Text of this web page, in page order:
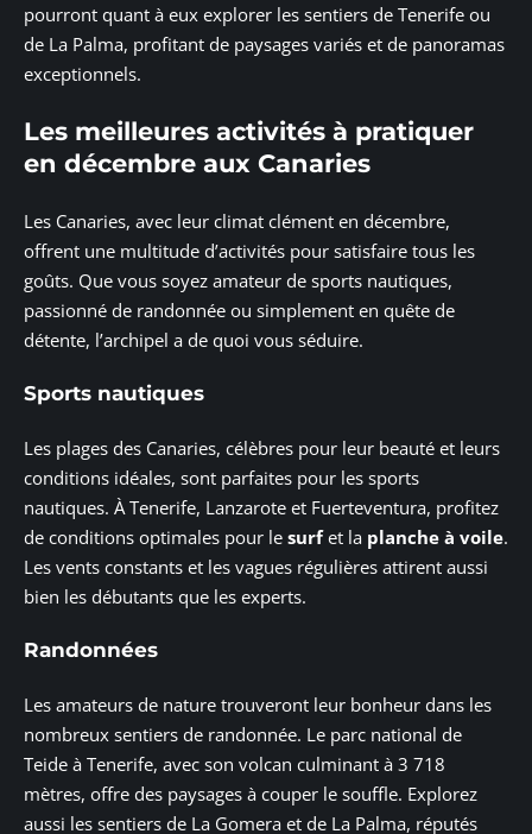
pourront quant à eux explorer les sentiers de Tenerife ou
de La Palma, profitant de paysages variés et de panoramas
exceptionnels.
Les meilleures activités à pratiquer
en décembre aux Canaries
Les Canaries, avec leur climat clément en décembre,
offrent une multitude d’activités pour satisfaire tous les
goûts. Que vous soyez amateur de sports nautiques,
passionné de randonnée ou simplement en quête de
détente, l’archipel a de quoi vous séduire.
Sports nautiques
Les plages des Canaries, célèbres pour leur beauté et leurs
conditions idéales, sont parfaites pour les sports
nautiques. À Tenerife, Lanzarote et Fuerteventura, profitez
de conditions optimales pour le surfet la planche à voile.
Les vents constants et les vagues régulières attirent aussi
bien les débutants que les experts.
Randonnées
Les amateurs de nature trouveront leur bonheur dans les
nombreux sentiers de randonnée. Le parc national de
Teide à Tenerife, avec son volcan culminant à 3 718
mètres, offre des paysages à couper le souffle. Explorez
aussi les sentiers de La Gomera et de La Palma, réputés